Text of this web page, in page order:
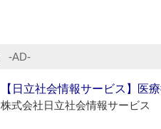
‐AD‐
【日立社会情報サービス】医
株式会社日立社会情報サービス